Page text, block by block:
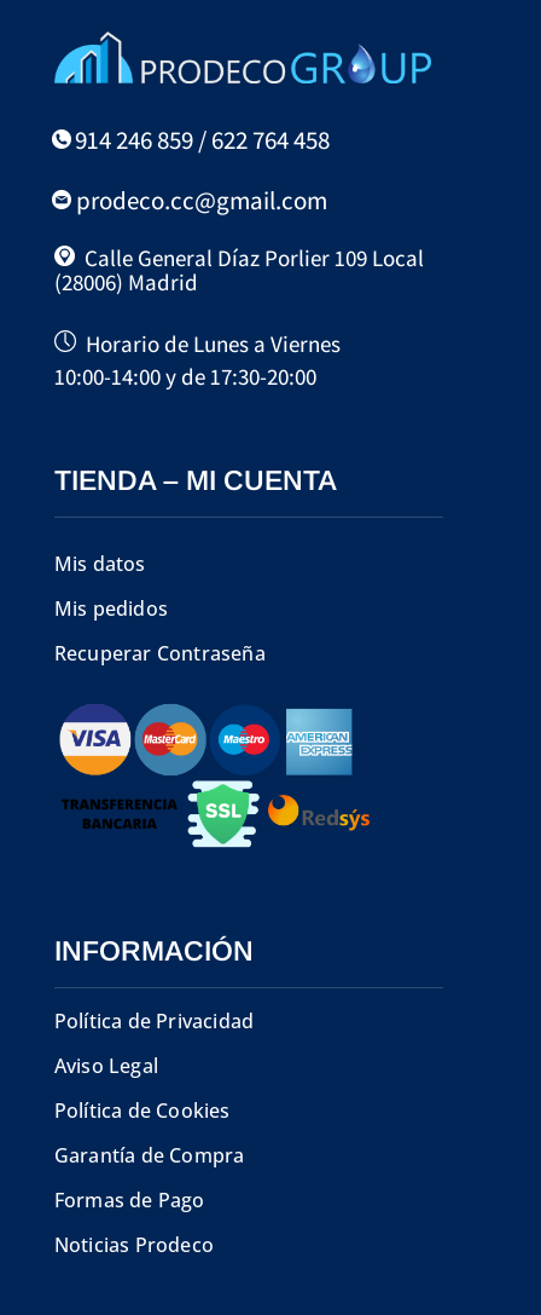
914 246 859 / 622 764 458
prodeco.cc@gmail.com
Calle General Díaz Porlier 109 Local
(28006) Madrid
Horario de Lunes a Viernes
10:00-14:00 y de 17:30-20:00
TIENDA – MI CUENTA
Mis datos
Mis pedidos
Recuperar Contraseña
INFORMACIÓN
Política de Privacidad
Aviso Legal
Política de Cookies
Garantía de Compra
Formas de Pago
Noticias Prodeco